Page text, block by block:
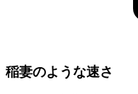
稲妻のような速さ